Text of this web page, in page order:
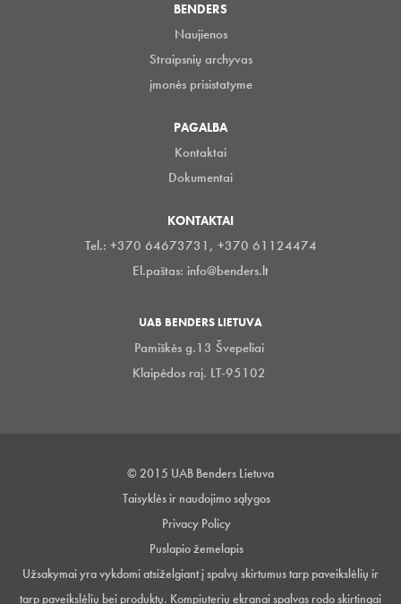
BENDERS
Naujienos
Straipsnių archyvas
įmonės prisistatyme
PAGALBA
Kontaktai
Dokumentai
KONTAKTAI
Tel.: +370 64673731, +370 61124474
El.paštas: info@benders.lt
UAB BENDERS LIETUVA
Pamiškės g.13 Švepeliai
Klaipėdos raj. LT-95102
© 2015 UAB Benders Lietuva
Taisyklės ir naudojimo sąlygos
Privacy Policy
Puslapio žemelapis
Užsakymai yra vykdomi atsiželgiant į spalvų skirtumus tarp paveikslėlių ir
tarp paveikslėlių bei produktų. Kompiuterių ekranai spalvas rodo skirtingai